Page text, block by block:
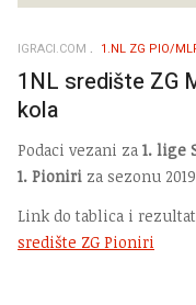
IGRACI.COM 1.NL ZG PIO/
1NL središte ZG
kola
Podaci vezani za 1. lige
1. Pioniri za sezonu
Link do tablica i
središte ZG Pioniri